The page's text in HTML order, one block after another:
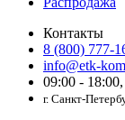
Контакты
8 (800) 777-
info@etk-
09:00 -
г. Санкт-